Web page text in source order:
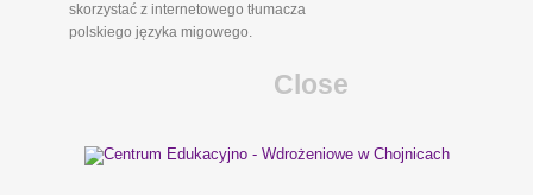
skorzystać z internetowego tłumacza
polskiego języka migowego.
Close